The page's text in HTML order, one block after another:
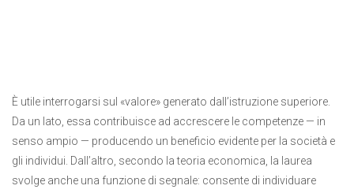
È utile interrogarsi sul «valore» generato dall’istruzione superiore.
Da un lato, essa contribuisce ad accrescere le competenze — in
senso ampio — producendo un beneficio evidente per la società e
gli individui. Dall’altro, secondo la teoria economica, la laurea
svolge anche una funzione di segnale: consente di individuare